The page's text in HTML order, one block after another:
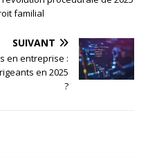
familial
SUIVANT
en entreprise :
en 2025
?